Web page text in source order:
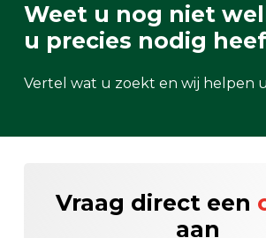
Weet u nog niet
u precies nodig
Vertel wat u zoekt en wij helpen
Vraag direct een
aan